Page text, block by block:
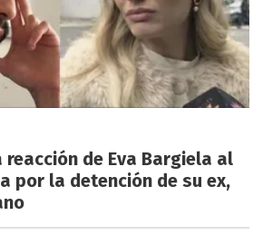
reacción de Eva Bargiela al
por la detención de su ex,